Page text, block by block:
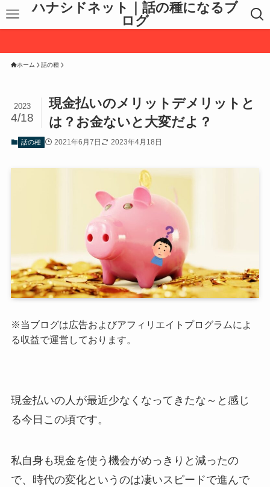
ハナシドネット｜話の種になるブ
ログ
ホーム 話の種
現金払いのメリットデメリットと
は？お金ないと大変だよ？
2023
4/18
話の種 2021年6月7日 2023年4月18日
※当ブログは広告およびアフィリエイトプログラムによ
る収益で運営しております。
現金払いの人が最近少なくなってきたな～と感じ
る今日この頃です。
私自身も現金を使う機会がめっきりと減ったの
で、時代の変化というのは凄いスピードで進んで